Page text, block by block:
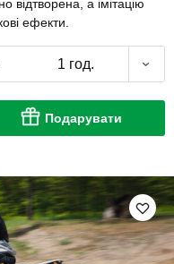
відтворена, а імітацію
ефекти.
1 год.
Подарувати